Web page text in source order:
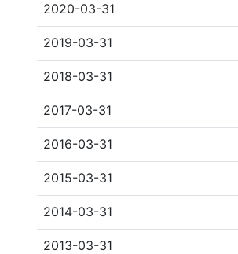
2020-03-31
2019-03-31
2018-03-31
2017-03-31
2016-03-31
2015-03-31
2014-03-31
2013-03-31